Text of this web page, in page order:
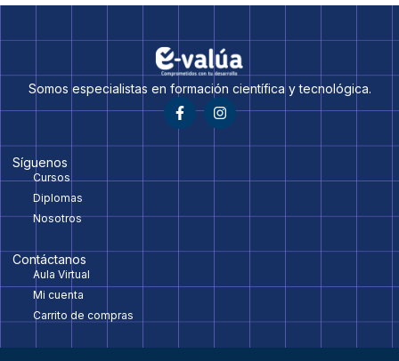
Somos especialistas en formación científica y tecnológica.
Síguenos
Cursos
Diplomas
Nosotros
Contáctanos
Aula Virtual
Mi cuenta
Carrito de compras